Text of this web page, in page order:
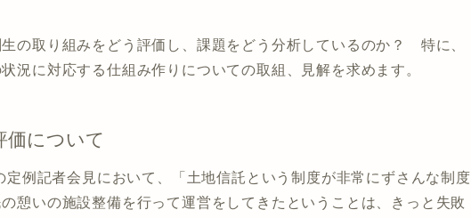
の取り組みをどう評価し、課題をどう分析しているのか？ 特に、
況に対応する仕組み作りについての取組、見解を求めます。
について
例記者会見において、「土地信託という制度が非常にずさんな制度
憩いの施設整備を行って運営をしてきたということは、きっと失敗